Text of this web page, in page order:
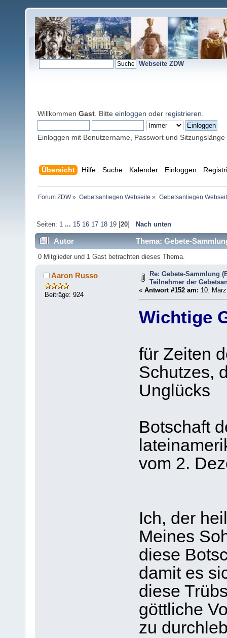
Webseite ZDW
Willkommen Gast . Bitte einloggen oder registrieren
Einloggen mit Benutzername, Passwort und Sitzungslänge
Übersicht Hilfe Suche Kalender Einloggen
Forum ZDW» Gebetsanliegen Webseite » Gebetsanliegen
Seiten: 1 ... 15 16 17 18 19[20] Nach unten
Autor
Thema: Gebete-
364691 mal)
0 Mitglieder und 1 Gast betrachten dieses Thema.
Aaron Russo
Beiträge: 924
Re: Gebete-Sammlung
Teilnehmer der
« Antwort #152 am: 10.
Wichtige
für Zeiten
Schutzes,
Unglücks
Botschaft
vom 2.
Ich, der
Meines
diese
damit es
diese
göttliche
zu